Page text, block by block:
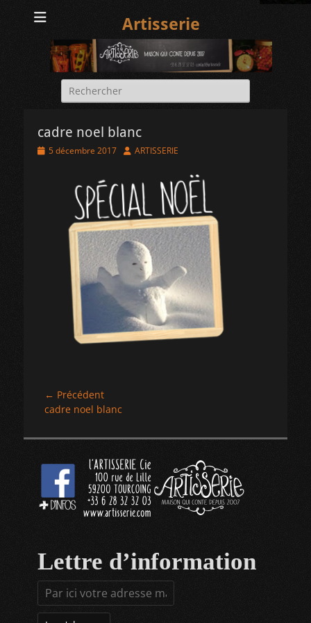
Artisserie
Rechercher :
cadre noel blanc
Posted
5 décembre 2017 Author
ARTISSERIE
Navigation
de
← Précédent
Article
cadre noel blanc
Lettre d’information